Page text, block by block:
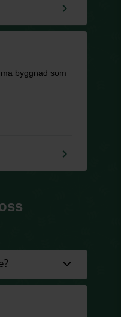
keyboard_arrow_right
byggnad som
keyboard_arrow_right